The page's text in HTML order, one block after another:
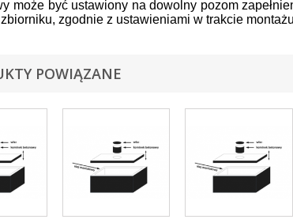
może być ustawiony na dowolny pozom
zgodnie z ustawieniami w trakcie
POWIĄZANE